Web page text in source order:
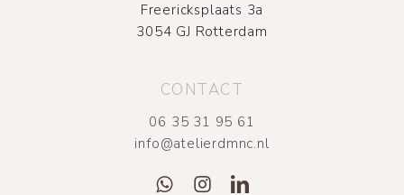
Freericksplaats 3a
3054 GJ Rotterdam
CONTACT
06 35 31 95 61
info@atelierdmnc.nl